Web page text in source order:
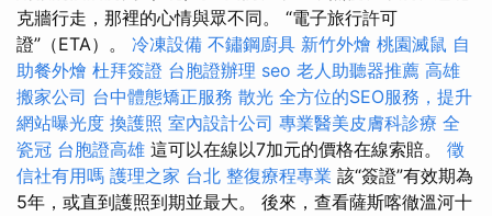
克牆行走，那裡的心情與眾不同。 “電子旅行許可
證”（ETA）。 冷凍設備 不鏽鋼廚具 新竹外燴 桃園滅鼠 自
助餐外燴 杜拜簽證 台胞證辦理 seo 老人助聽器推薦 高雄
搬家公司 台中體態矯正服務 散光 全方位的SEO服務，提升
網站曝光度 換護照 室內設計公司 專業醫美皮膚科診療 全
瓷冠 台胞證高雄 這可以在線以7加元的價格在線索賠。 徵
信社有用嗎 護理之家 台北 整復療程專業 該“簽證”有效期為
5年，或直到護照到期並最大。 後來，查看薩斯喀徹溫河十